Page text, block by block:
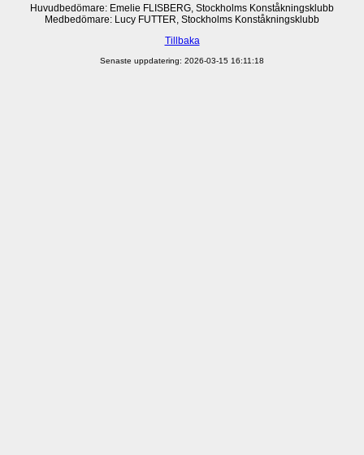
Huvudbedömare: Emelie FLISBERG, Stockholms Konståkningsklubb
Medbedömare: Lucy FUTTER, Stockholms Konståkningsklubb
Tillbaka
Senaste uppdatering: 2026-03-15 16:11:18